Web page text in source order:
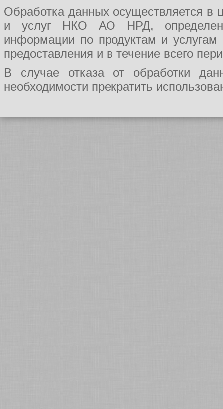
Обработка данных осуществляется в
и услуг НКО АО НРД, определения
информации по продуктам и
предоставления и в течение всего
В случае отказа от обработки
необходимости прекратить